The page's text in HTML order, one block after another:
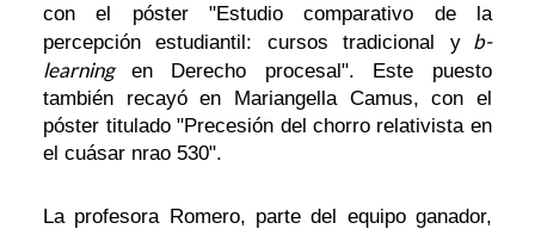
con el póster "Estudio comparativo de la
percepción estudiantil: cursos tradicional y
b-
learning
en Derecho procesal". Este puesto
también recayó en Mariangella Camus, con el
póster titulado "Precesión del chorro relativista en
el cuásar nrao 530".
La profesora Romero, parte del equipo ganador,